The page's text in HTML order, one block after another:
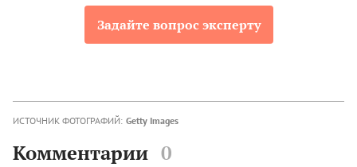
Задайте вопрос эксперту
ИСТОЧНИК ФОТОГРАФИЙ: Getty Images
Комментарии 0